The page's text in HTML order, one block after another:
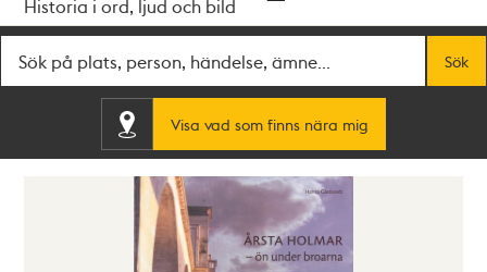
Historia i ord, ljud och bild
Sök
Visa vad som finns nära mig